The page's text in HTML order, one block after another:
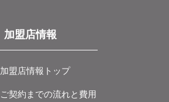
加盟店情報
加盟店情報トップ
ご契約までの流れと費用